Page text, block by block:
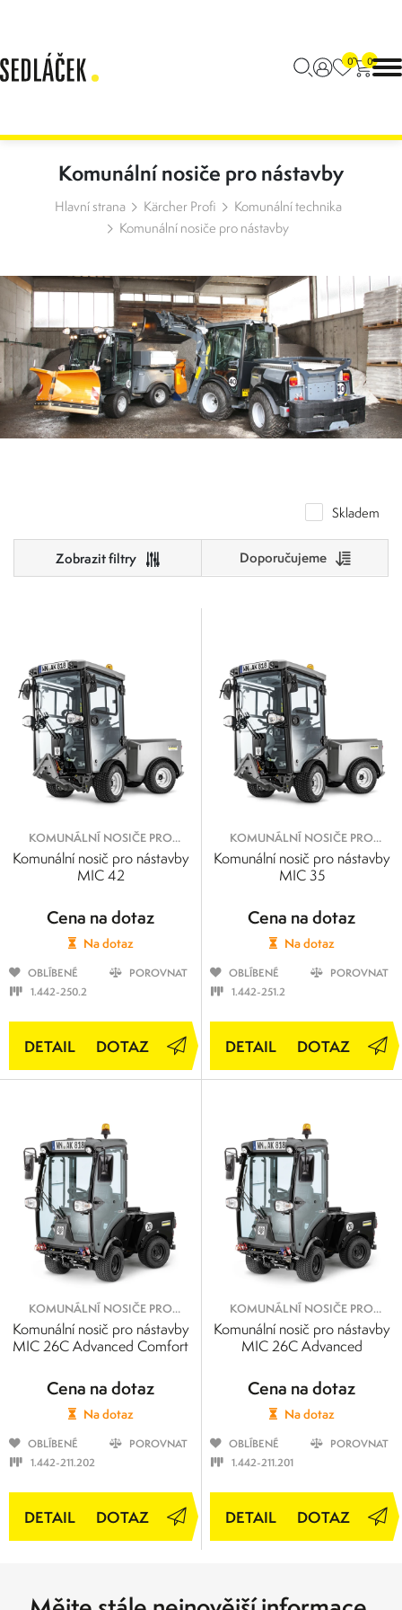
0 0
Komunální nosiče pro nástavby
Hlavní strana Kärcher Profi
Komunální technika
Komunální nosiče pro nástavby
Skladem
Doporučujeme
0 125 375
KOMUNÁLNÍ NOSIČE PRO
NÁSTAVBY
Komunální nosič pro nástavby
MIC 42
Cena na dotaz
Na dotaz
OBLÍBENÉ
POROVNAT
1.442-250.2
DOTAZ
KOMUNÁLNÍ NOSIČE PRO
NÁSTAVBY
Komunální nosič pro nástavby
MIC 35
Cena na dotaz
Na dotaz
OBLÍBENÉ
POROVNAT
1.442-251.2
DOTAZ
KOMUNÁLNÍ NOSIČE PRO
NÁSTAVBY
Komunální nosič pro nástavby
MIC 26C Advanced Comfort
Cena na dotaz
Na dotaz
OBLÍBENÉ
POROVNAT
1.442-211.202
DOTAZ
KOMUNÁLNÍ NOSIČE PRO
NÁSTAVBY
Komunální nosič pro nástavby
MIC 26C Advanced
Cena na dotaz
Na dotaz
OBLÍBENÉ
POROVNAT
1.442-211.201
DOTAZ